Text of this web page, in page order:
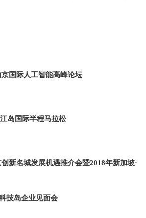
京国际人工智能高峰论坛
岛国际半程马拉松
创新名城发展机遇推介会暨2018年新加坡·
技岛企业见面会